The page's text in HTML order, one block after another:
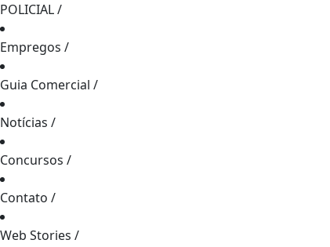
POLICIAL/
Empregos /
Guia Comercial /
Notícias /
Concursos /
Contato /
Web Stories /